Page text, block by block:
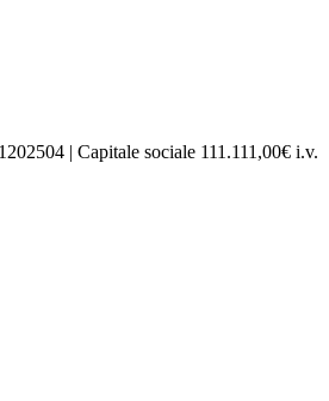
| Capitale sociale 111.111,00€ i.v.